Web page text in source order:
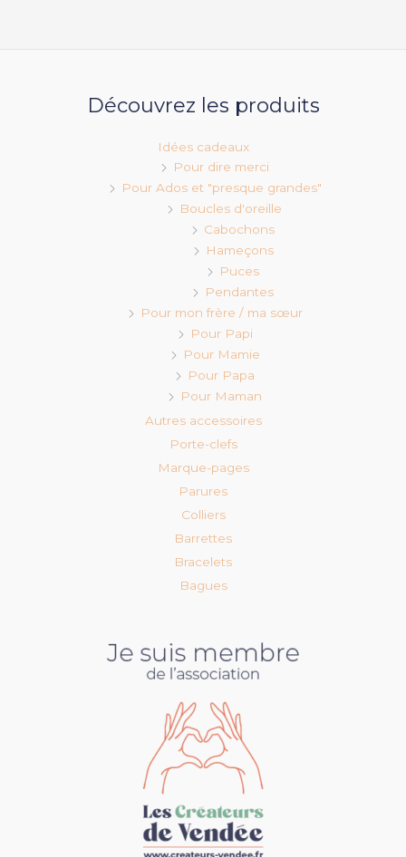
Découvrez les produits
Idées cadeaux
Pour dire merci
Pour Ados et "presque grandes"
Boucles d'oreille
Cabochons
Hameçons
Puces
Pendantes
Pour mon frère / ma sœur
Pour Papi
Pour Mamie
Pour Papa
Pour Maman
Autres accessoires
Porte-clefs
Marque-pages
Parures
Colliers
Barrettes
Bracelets
Bagues